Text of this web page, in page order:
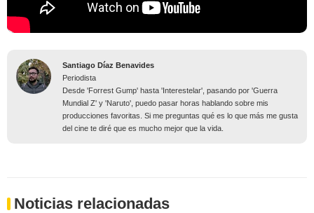
Santiago Díaz Benavides
Periodista
Desde 'Forrest Gump' hasta 'Interestelar', pasando por 'Guerra
Mundial Z' y 'Naruto', puedo pasar horas hablando sobre mis
producciones favoritas. Si me preguntas qué es lo que más me gusta
del cine te diré que es mucho mejor que la vida.
Noticias relacionadas